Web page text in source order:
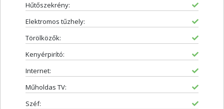
Hűtőszekrény:
Elektromos tűzhely:
Törölközők:
Kenyérpirító:
Internet:
Műholdas TV:
Széf: